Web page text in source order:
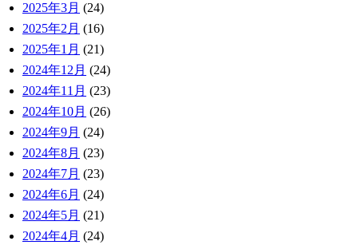
2025年3月 (24)
2025年2月 (16)
2025年1月 (21)
2024年12月 (24)
2024年11月 (23)
2024年10月 (26)
2024年9月 (24)
2024年8月 (23)
2024年7月 (23)
2024年6月 (24)
2024年5月 (21)
2024年4月 (24)